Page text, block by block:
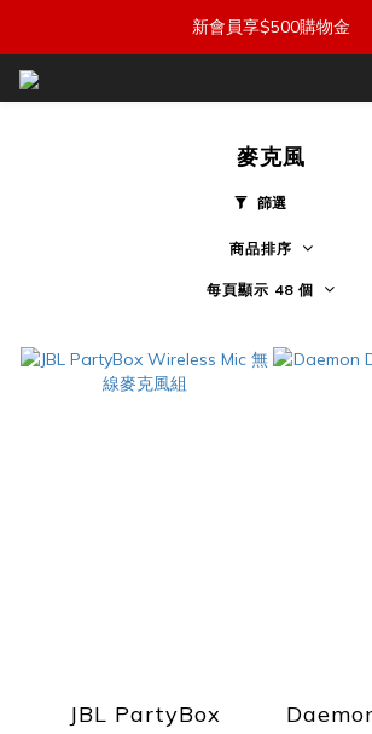
新會員享$500購物金
麥克風
篩選
商品排序
每頁顯示 48 個
JBL PartyBox